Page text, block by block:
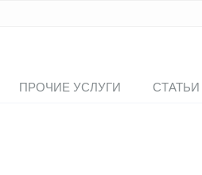
ПРОЧИЕ УСЛУГИ СТАТЬИ